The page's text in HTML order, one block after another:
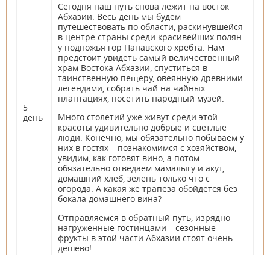
5
день
Сегодня наш путь снова лежит на восток
Абхазии. Весь день мы будем
путешествовать по области, раскинувшейся
в центре страны среди красивейших полян
у подножья гор Панавского хребта. Нам
предстоит увидеть самый величественный
храм Востока Абхазии, спуститься в
таинственную пещеру, овеянную древними
легендами, собрать чай на чайных
плантациях, посетить народный музей.
Много столетий уже живут среди этой
красоты удивительно добрые и светлые
люди. Конечно, мы обязательно побываем у
них в гостях – познакомимся с хозяйством,
увидим, как готовят вино, а потом
обязательно отведаем мамалыгу и акут,
домашний хлеб, зелень только что с
огорода. А какая же трапеза обойдется без
бокала домашнего вина?
Отправляемся в обратный путь, изрядно
нагруженные гостинцами – сезонные
фрукты в этой части Абхазии стоят очень
дешево!